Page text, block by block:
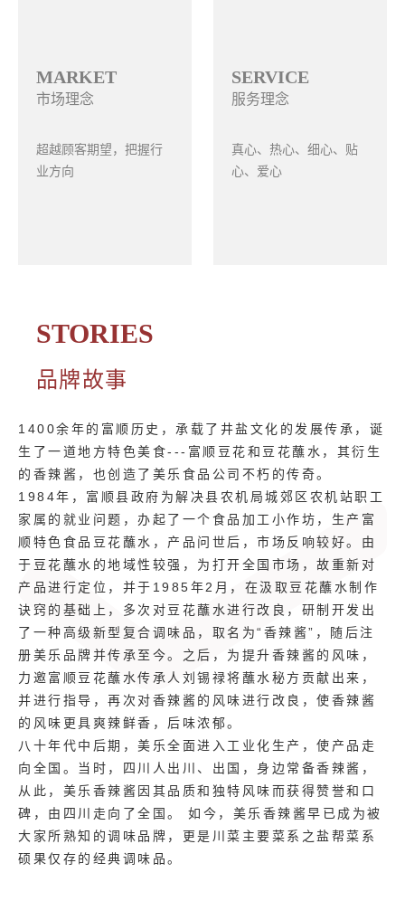
MARKET
市场理念
超越顾客期望，把握行
业方向
SERVICE
服务理念
真心、热心、细心、贴
心、爱心
STORIES
品牌故事
1400余年的富顺历史，承载了井盐文化的发展传承，诞
生了一道地方特色美食---富顺豆花和豆花蘸水，其衍生
的香辣酱，也创造了美乐食品公司不朽的传奇。
1984年，富顺县政府为解决县农机局城郊区农机站职工
家属的就业问题，办起了一个食品加工小作坊，生产富
顺特色食品豆花蘸水，产品问世后，市场反响较好。由
于豆花蘸水的地域性较强，为打开全国市场，故重新对
产品进行定位，并于1985年2月，在汲取豆花蘸水制作
诀窍的基础上，多次对豆花蘸水进行改良，研制开发出
了一种高级新型复合调味品，取名为“香辣酱”，随后注
册美乐品牌并传承至今。之后，为提升香辣酱的风味，
力邀富顺豆花蘸水传承人刘锡禄将蘸水秘方贡献出来，
并进行指导，再次对香辣酱的风味进行改良，使香辣酱
的风味更具爽辣鲜香，后味浓郁。
八十年代中后期，美乐全面进入工业化生产，使产品走
向全国。当时，四川人出川、出国，身边常备香辣酱，
从此，美乐香辣酱因其品质和独特风味而获得赞誉和口
碑，由四川走向了全国。 如今，美乐香辣酱早已成为被
大家所熟知的调味品牌，更是川菜主要菜系之盐帮菜系
硕果仅存的经典调味品。